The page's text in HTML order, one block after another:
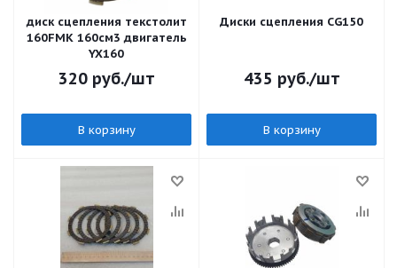
диск сцепления текстолит
160FMK 160см3 двигатель
YX160
320руб./шт
В корзину
Диски сцепления CG150
435 руб./шт
В корзину